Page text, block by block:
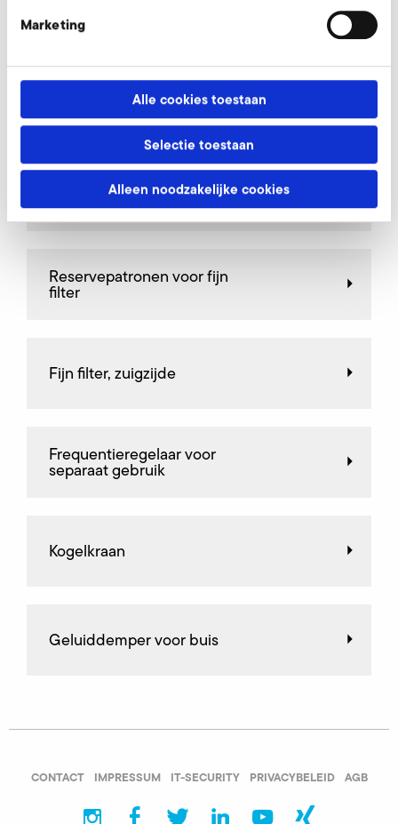
Marketing
Alle cookies toestaan
Selectie toestaan
Alleen noodzakelijke cookies
Andere toebehoordelen 1SD 310
Aansluitingsfitting
Begrenzingsventiel
Reservepatronen voor fijn
filter
Fijn filter, zuigzijde
Frequentieregelaar voor
separaat gebruik
Kogelkraan
Geluiddemper voor buis
CONTACT IMPRESSUM IT-SECURITY PRIVACYBELEID AGB